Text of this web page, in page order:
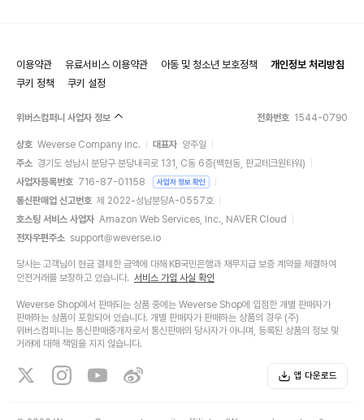
이용약관 유료서비스 이용약관 아동 및 청소년 보호정책
개인정보 처리방침
쿠키 정책
쿠키 설정
위버스컴퍼니 사업자 정보 전화번호 1544-0790
상호 Weverse Company Inc. 대표자 양주일
주소 경기도 성남시 분당구 분당내곡로 131, C동 6층(백현동, 판교테크원타워)
사업자등록번호 716-87-01158 사업자 정보 확인
통신판매업 신고번호 제 2022-성남분당A-0557호
호스팅 서비스 사업자 Amazon Web Services, Inc., NAVER Cloud
전자우편주소 support@weverse.io
당사는 고객님이 현금 결제한 금액에 대해 KB국민은행과 채무지급 보증 계약을 체결하여
안전거래를 보장하고 있습니다. 서비스 가입 사실 확인
Weverse Shop에서 판매되는 상품 중에는 Weverse Shop에 입점한 개별 판매자가
판매하는 상품이 포함되어 있습니다. 개별 판매자가 판매하는 상품의 경우 (주)
위버스컴퍼니는 통신판매중개자로서 통신판매의 당사자가 아니며, 등록된 상품의 정보 및
거래에 대해 책임을 지지 않습니다.
앱 다운로드